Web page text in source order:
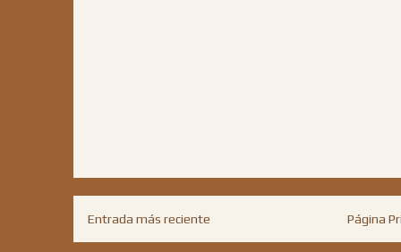
Entrada más reciente Página